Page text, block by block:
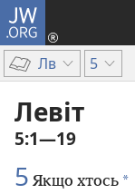
JW.ORG
Лв 5
Левіт
5:1—19
5 Якщо хтось *